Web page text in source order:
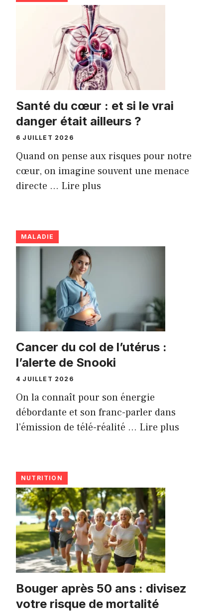
Santé du cœur : et si le vrai
danger était ailleurs ?
6 JUILLET 2026
Quand on pense aux risques pour notre
cœur, on imagine souvent une menace
directe ... Lire plus
MALADIE
Cancer du col de l’utérus :
l’alerte de Snooki
4 JUILLET 2026
On la connaît pour son énergie
débordante et son franc-parler dans
l’émission de télé-réalité ... Lire plus
NUTRITION
Bouger après 50 ans : divisez
votre risque de mortalité